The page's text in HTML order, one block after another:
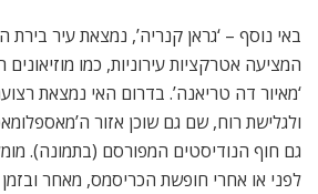
באי נוסף – ‘גראן קנריה’, נמצאת עיר בירת
המציעה אטרקציות עירוניות, כמו
‘מאיור דה טריאנה’. בדרום האי נמצאת
ולגלישת רוח, שם גם שוכן אזור
גם חוף הנודיסטים המפורסם (בתמונה).
לפני או אחרי חופשת הכריסמס, מאחר